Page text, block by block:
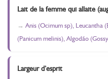
Lait de la femme qui allaite
Anis (Ocimum sp), Leucantha
(Panicum melinis), Algodão
Largeur d’esprit